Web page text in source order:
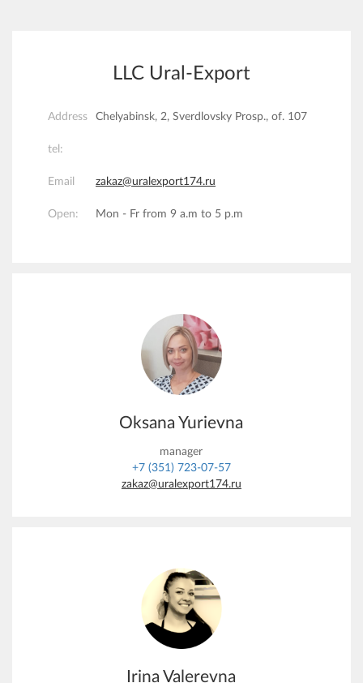
LLC Ural-Export
Address Chelyabinsk, 2, Sverdlovsky Prosp., of. 107
tel:
Email zakaz@uralexport174.ru
Open: Mon - Fr from 9 a.m to 5 p.m
Oksana Yurievna
manager
+7 (351) 723-07-57
zakaz@uralexport174.ru
Irina Valerevna